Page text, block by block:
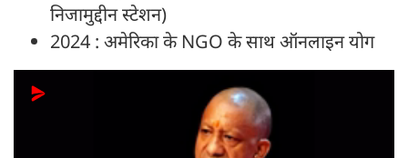
निजामुद्दीन स्टेशन)
2024 : अमेरिका के NGO के साथ ऑनलाइन योग